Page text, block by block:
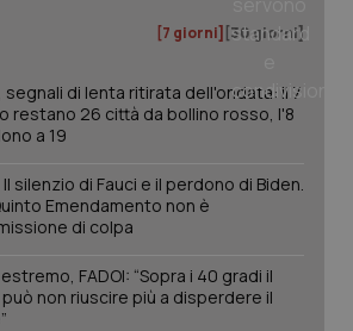
[7 giorni] [30 giorni]
segnali di lenta ritirata dell'ondata: il 7
restano 26 città da bollino rosso, l'8
a 19
Il silenzio di Fauci e il perdono di Biden.
Emendamento non è
di colpa
FADOI: “Sopra i 40 gradi il
non riuscire più a disperdere il